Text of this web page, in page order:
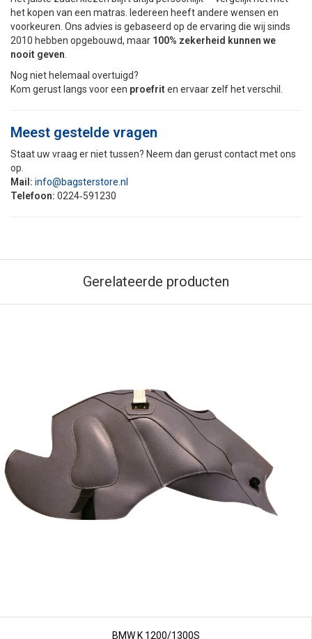
het kopen van een matras. Iedereen heeft andere wensen en
voorkeuren. Ons advies is gebaseerd op de ervaring die wij sinds
2010 hebben opgebouwd, maar 100% zekerheid kunnen we
nooit geven
Nog niet helemaal overtuigd?
Kom gerust langs voor een proefrit en ervaar zelf het verschil.
Meest gestelde vragen
Staat uw vraag er niet tussen? Neem dan gerust contact met ons
op.
Mail: info@bagsterstore.nl
Telefoon: 0224‑591230
Gerelateerde producten
BMW K 1200/1300S